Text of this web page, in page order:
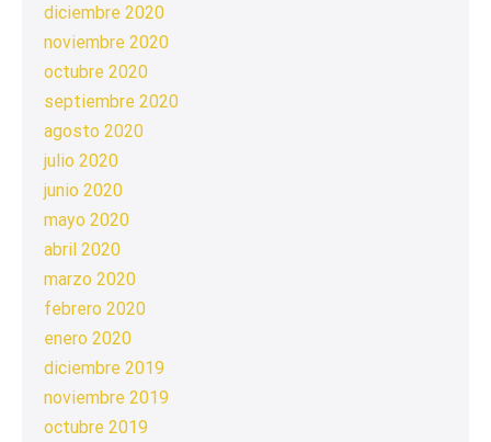
diciembre 2020
noviembre 2020
octubre 2020
septiembre 2020
agosto 2020
julio 2020
junio 2020
mayo 2020
abril 2020
marzo 2020
febrero 2020
enero 2020
diciembre 2019
noviembre 2019
octubre 2019